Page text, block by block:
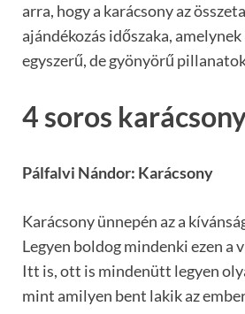
arra, hogy a karácsony az
ajándékozás időszaka,
egyszerű, de gyönyörű
4 soros
Pálfalvi Nándor: Karácsony
Karácsony ünnepén az a
Legyen boldog mindenki ezen a
Itt is, ott is mindenütt legyen
mint amilyen bent lakik az